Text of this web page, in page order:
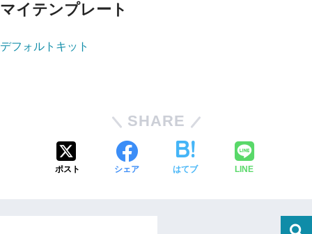
マイテンプレート
デフォルトキット
SHARE
ポスト シェア はてブ LINE